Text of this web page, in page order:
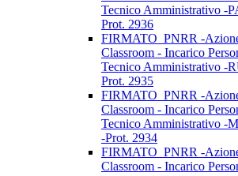
Tecnico Amministrativo -
Prot. 2936
FIRMATO_PNRR -
Classroom - Incarico
Tecnico Amministrativo -
Prot. 2935
FIRMATO_PNRR -
Classroom - Incarico
Tecnico Amministrativo -
-Prot. 2934
FIRMATO_PNRR -
Classroom - Incarico